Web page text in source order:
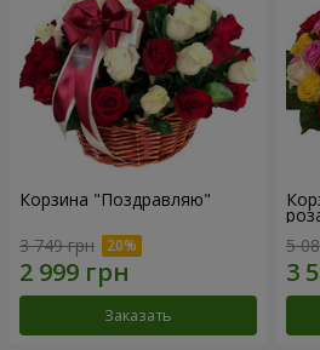
Корзина "Поздравляю"
3 749 грн
Заказать
5